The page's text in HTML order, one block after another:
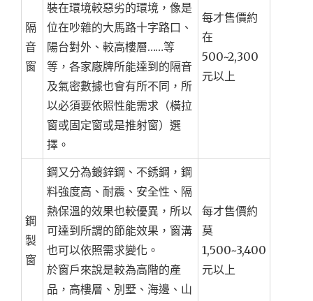
隔
音
窗
裝在環境較惡劣的環境，像是
位在吵雜的大馬路十字路口、
陽台對外、較高樓層……等
等，各家廠牌所能達到的隔音
及氣密數據也會有所不同，所
以必須要依照性能需求（橫拉
窗或固定窗或是推射窗）選
擇。
每才售價約
在
500~2,300
元以上
鋼
製
窗
鋼又分為鍍鋅鋼、不銹鋼，鋼
料強度高、耐震、安全性、隔
熱保溫的效果也較優異，所以
可達到所謂的節能效果，窗溝
也可以依照需求變化。
於窗戶來說是較為高階的產
品，高樓層、別墅、海邊、山
每才售價約
莫
1,500~3,400
元以上